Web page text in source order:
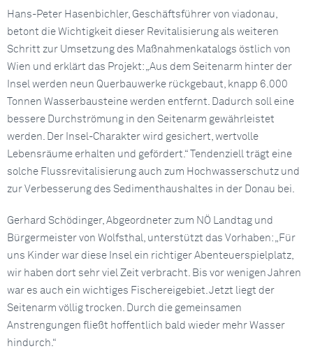
Hans-Peter Hasenbichler, Geschäftsführer von viadonau,
betont die Wichtigkeit dieser Revitalisierung als weiteren
Schritt zur Umsetzung des Maßnahmenkatalogs östlich von
Wien und erklärt das Projekt: „Aus dem Seitenarm hinter der
Insel werden neun Querbauwerke rückgebaut, knapp 6.000
Tonnen Wasserbausteine werden entfernt. Dadurch soll eine
bessere Durchströmung in den Seitenarm gewährleistet
werden. Der Insel-Charakter wird gesichert, wertvolle
Lebensräume erhalten und gefördert.“ Tendenziell trägt eine
solche Flussrevitalisierung auch zum Hochwasserschutz und
zur Verbesserung des Sedimenthaushaltes in der Donau bei.
Gerhard Schödinger, Abgeordneter zum NÖ Landtag und
Bürgermeister von Wolfsthal, unterstützt das Vorhaben: „Für
uns Kinder war diese Insel ein richtiger Abenteuerspielplatz,
wir haben dort sehr viel Zeit verbracht. Bis vor wenigen Jahren
war es auch ein wichtiges Fischereigebiet. Jetzt liegt der
Seitenarm völlig trocken. Durch die gemeinsamen
Anstrengungen fließt hoffentlich bald wieder mehr Wasser
hindurch.“